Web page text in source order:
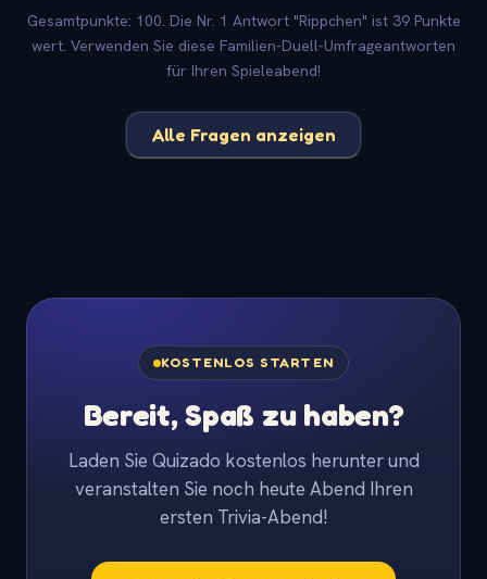
Gesamtpunkte: 100. Die Nr. 1 Antwort "Rippchen" ist 39 Punkte
wert. Verwenden Sie diese Familien-Duell-Umfrageantworten
für Ihren Spieleabend!
Alle Fragen anzeigen
KOSTENLOS STARTEN
Bereit, Spaß zu haben?
Laden Sie Quizado kostenlos herunter und
veranstalten Sie noch heute Abend Ihren
ersten Trivia-Abend!